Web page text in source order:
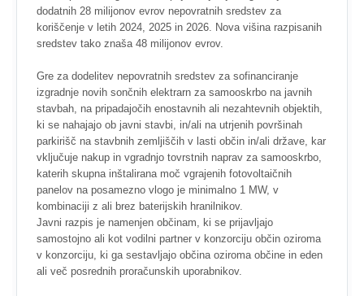
dodatnih 28 milijonov evrov nepovratnih sredstev za
koriščenje v letih 2024, 2025 in 2026. Nova višina razpisanih
sredstev tako znaša 48 milijonov evrov.
Gre za dodelitev nepovratnih sredstev za sofinanciranje
izgradnje novih sončnih elektrarn za samooskrbo na javnih
stavbah, na pripadajočih enostavnih ali nezahtevnih objektih,
ki se nahajajo ob javni stavbi, in/ali na utrjenih površinah
parkirišč na stavbnih zemljiščih v lasti občin in/ali države, kar
vključuje nakup in vgradnjo tovrstnih naprav za samooskrbo,
katerih skupna inštalirana moč vgrajenih fotovoltaičnih
panelov na posamezno vlogo je minimalno 1 MW, v
kombinaciji z ali brez baterijskih hranilnikov.
Javni razpis je namenjen občinam, ki se prijavljajo
samostojno ali kot vodilni partner v konzorciju občin oziroma
v konzorciju, ki ga sestavljajo občina oziroma občine in eden
ali več posrednih proračunskih uporabnikov.